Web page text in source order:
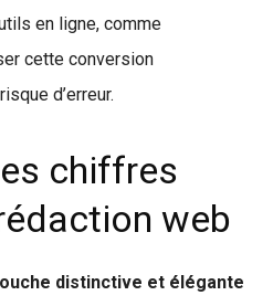
en ligne, comme
cette conversion
d’erreur.
chiffres
web
distinctive et élégante